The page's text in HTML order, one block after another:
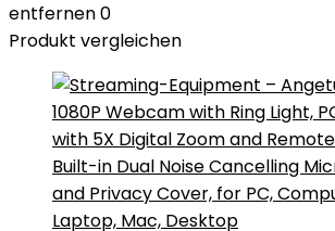
entfernen0
Produkt vergleichen